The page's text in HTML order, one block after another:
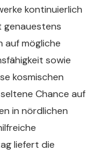
kontinuierlich
genauestens
auf mögliche
sowie
kosmischen
Chance auf
in nördlichen
liefert die